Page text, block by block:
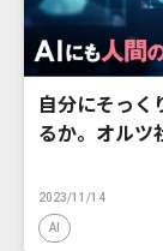
自分にそっく
るか。オルツ
2023/11/14
AI